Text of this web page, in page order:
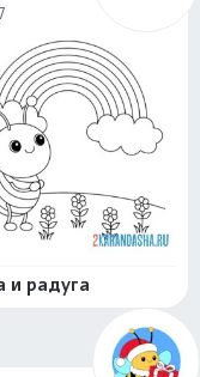
и радуга